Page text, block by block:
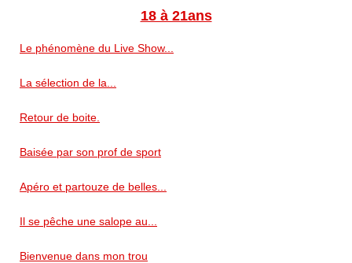
18 à 21ans
Le phénomène du Live Show...
La sélection de la...
Retour de boite.
Baisée par son prof de sport
Apéro et partouze de belles...
Il se pêche une salope au...
Bienvenue dans mon trou